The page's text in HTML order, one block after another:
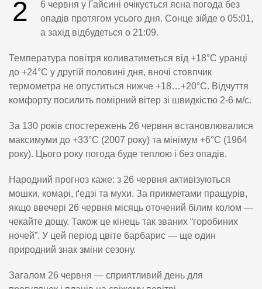
2
6 червня у Гайсині очікується ясна погода без
опадів протягом усього дня. Сонце зійде о 05:01,
а захід відбудеться о 21:09.
Температура повітря коливатиметься від +18°C уранці
до +24°C у другій половині дня, вночі стовпчик
термометра не опуститься нижче +18…+20°C. Відчуття
комфорту посилить помірний вітер зі швидкістю 2-6 м/с.
За 130 років спостережень 26 червня встановлювалися
максимуми до +33°C (2007 року) та мінімум +6°C (1964
року). Цього року погода буде теплою і без опадів.
Народний прогноз каже: з 26 червня активізуються
мошки, комарі, ґедзі та мухи. За прикметами пращурів,
якщо ввечері 26 червня місяць оточений білим колом —
чекайте дощу. Також це кінець так званих “горобиних
ночей”. У цей період цвіте барбарис — ще один
природний знак зміни сезону.
Загалом 26 червня — сприятливий день для